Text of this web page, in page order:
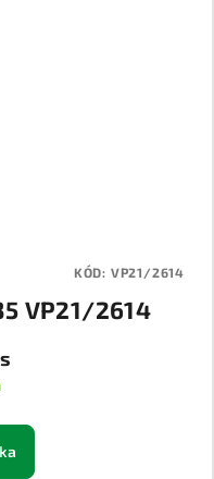
VP21/2614
KÓD: VP21/2614